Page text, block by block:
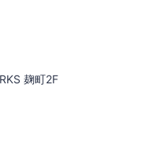
麹町2F